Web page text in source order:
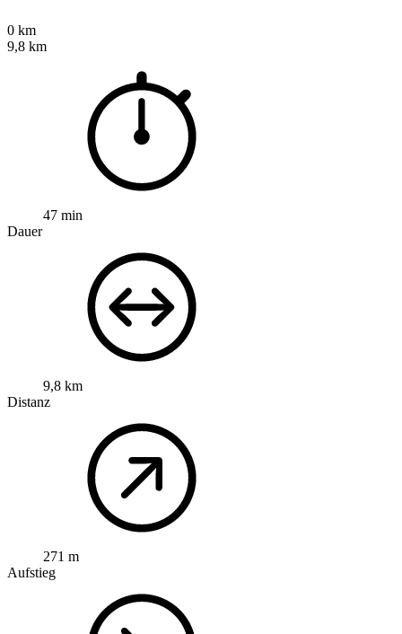
0 km
9,8 km
47 min
Dauer
9,8 km
Distanz
271 m
Aufstieg